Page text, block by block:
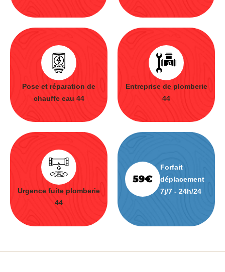
Pose et réparation de
chauffe eau 44
Entreprise de plomberie
44
Urgence fuite plomberie
44
Forfait
déplacement
7j/7 - 24h/24